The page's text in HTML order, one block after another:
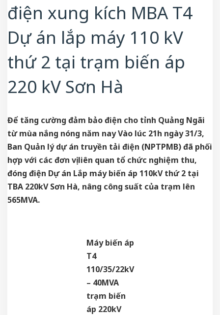
điện xung kích MBA T4
Dự án lắp máy 110 kV
thứ 2 tại trạm biến áp
220 kV Sơn Hà
Để tăng cường đảm bảo điện cho tỉnh Quảng Ngãi
từ mùa nắng nóng năm nay Vào lúc 21h ngày 31/3,
Ban Quản lý dự án truyền tải điện (NPTPMB) đã phối
hợp với các đơn vị liên quan tổ chức nghiệm thu,
đóng điện Dự án Lắp máy biến áp 110kV thứ 2 tại
TBA 220kV Sơn Hà, nâng công suất của trạm lên
565MVA.
Máy biến áp
T4
110/35/22kV
– 40MVA
trạm biến
áp 220kV